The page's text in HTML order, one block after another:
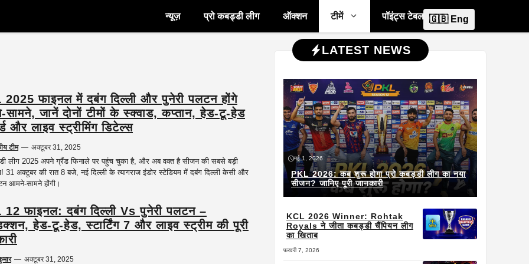
न्यूज़ प्रो कबड्डी लीग ऑक्शन टीमें पॉइंट्स टेबल 🇬🇧 Eng
2025 फाइनल में दबंग दिल्ली और पुनेरी पलटन होंगे
जानें दोनों टीमों के स्क्वाड, कप्तान, हेड-टू-हेड
और लाइव स्ट्रीमिंग डिटेल्स
टीम — अक्टूबर 31, 2025
लीग 2025 अपने ग्रैंड फिनाले पर पहुंच चुका है, और अब वक्त है सीजन की सबसे बड़ी
31 अक्टूबर की रात 8 बजे, नई दिल्ली के त्यागराज इंडोर स्टेडियम में दबंग दिल्ली केसी और
आमने-सामने होंगी।
12 फाइनल: दबंग दिल्ली Vs पुनेरी पलटन –
हेड-टू-हेड, स्टार्टिंग 7 और लाइव स्ट्रीम की पूरी
— अक्टूबर 31, 2025
LATEST NEWS
मई 1, 2026
PKL 2026: कब शुरू होगा प्रो कबड्डी लीग का नया
सीजन? जानिए पूरी जानकारी
KCL 2026 Winner: Rohtak
Royals ने जीता कबड्डी चैंपियन लीग
का खिताब
फ़रवरी 7, 2026